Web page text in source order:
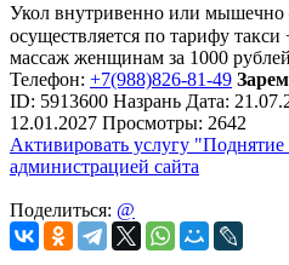
Укол внутривенно или
осуществляется по тарифу
массаж женщинам за 1000
Телефон: +7(988)826-81-49
ID: 5913600 Назрань Дата:
12.01.2027 Просмотры: 2642
Активировать услугу "Поднятие
администрацией сайта
Поделиться: @